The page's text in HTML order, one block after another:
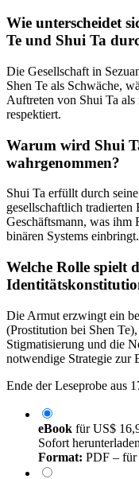
Wie unterscheidet
Te und Shui Ta
Die Gesellschaft in
Shen Te als Schwäche,
Auftreten von Shui Ta als
respektiert.
Warum wird Shui
wahrgenommen?
Shui Ta erfüllt durch
gesellschaftlich tradierten
Geschäftsmann, was ihm
binären Systems einbringt.
Welche Rolle spielt
Die Armut erzwingt ein
(Prostitution bei Shen
Stigmatisierung und die
notwendige Strategie zur
Ende der Leseprobe aus
eBook fürUS$
Sofort
Format: PDF – für